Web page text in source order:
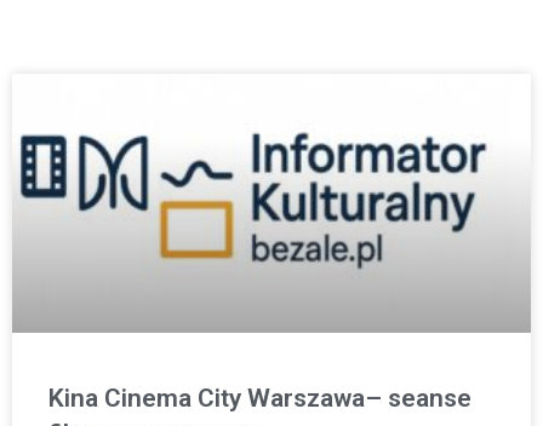
Kina Cinema City Warszawa– seanse